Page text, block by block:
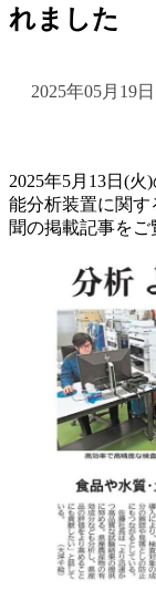
れました
2025年05月19日
2025年5月13日(
能分析装置に関
聞の掲載記事をご